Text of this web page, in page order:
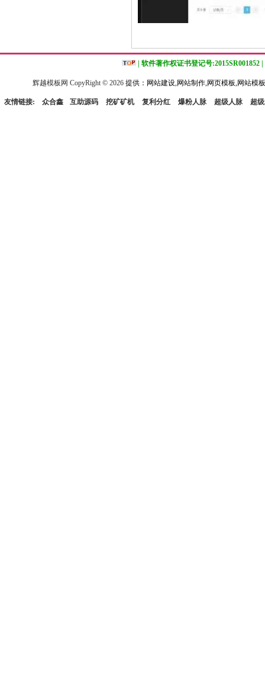
| 软件著作权证书登记号:2015SR001852
辉越模板网 CopyRight ©2026 提供：网站建设,网站制作,网页模板,网站模
友情链接: 众合鑫 互助源码 挖矿矿机 复利分红 爆粉人脉 超级人脉 超